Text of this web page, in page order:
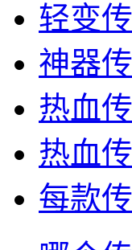
轻变
神器
热血
热血
每款